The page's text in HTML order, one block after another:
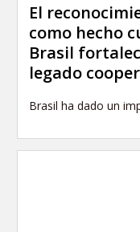
El
como hecho
Brasil
legado
Brasil ha dado un